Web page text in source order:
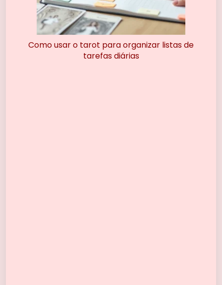
Como usar o tarot para organizar listas de
tarefas diárias